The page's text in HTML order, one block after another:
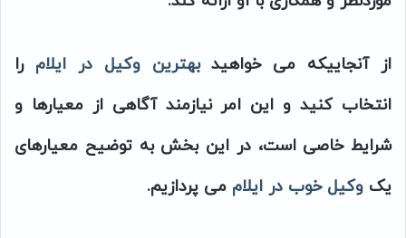
از آنجاییکه می خواهیدبهترین وکیل در ایلام را
انتخاب کنید و این امر نیازمند آگاهی از معیارها و
شرایط خاصی است، در این بخش به توضیح معیارهای
یک وکیل خوب در ایلام می پردازیم.